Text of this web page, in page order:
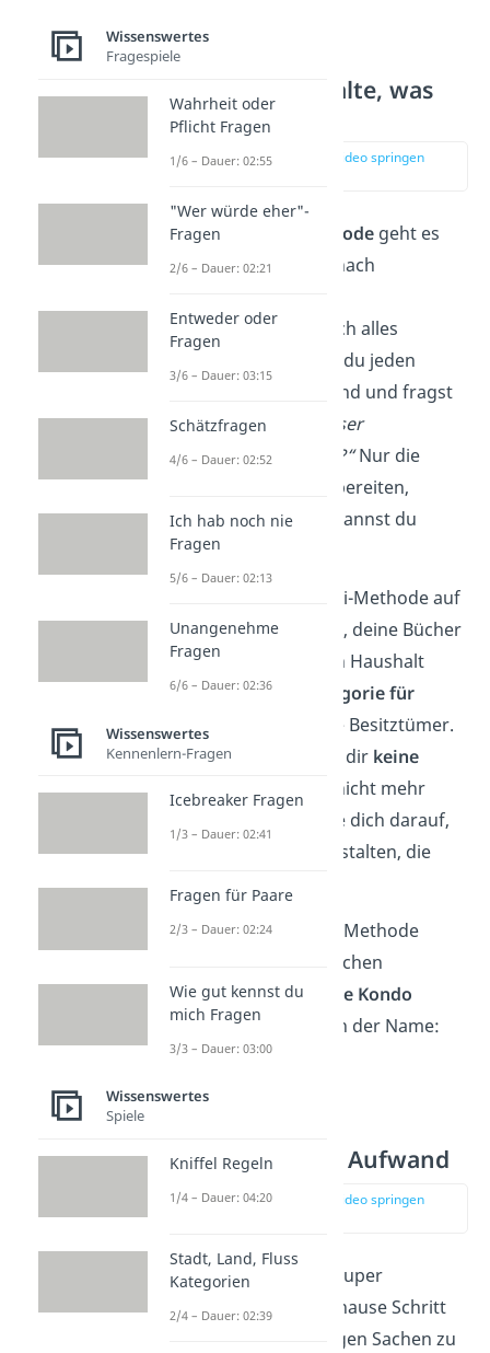
KonMari — Behalte, was
Freude macht
zur Stelle im Video springen
Bei der KonMari-Methode geht es
darum, seinen Besitz nach
beurteilen. Statt einfach alles
auszusortieren, hältst du jeden
Gegenstand in der Hand und fragst
dich:„Macht mich dieser
Gegenstand glücklich?“Nur die
Dinge, die dir Freude bereiten,
bleiben. Alles andere kannst du
loslassen.
Du kannst die KonMari-Methode auf
deinen Kleiderschrank, deine Bücher
oder deinen gesamten Haushalt
anwenden. Gehe
Kategorie für
Kategorie
durch deine Besitztümer.
Sortiere alles aus, was dir keine
Freude
bereitet oder nicht mehr
nützlich ist. Fokussiere dich darauf,
eine Umgebung zu gestalten, die
glücklich
Schon gewusst:
Diese Methode
wurde von der japanischen
Aufräumexpertin Marie Kondo
entwickelt. Daher auch der Name:
KonMari.
Ausmisten ohne Aufwand
zur Stelle im Video springen
DieKorbmethode
ist super
praktisch, um dein Zuhause Schritt
für Schritt von unnötigen Sachen zu
Wissenswertes
Fragespiele
Wahrheit oder
Pflicht Fragen
1/6 – Dauer: 02:55
"Wer würde eher"-
Fragen
2/6 – Dauer: 02:21
Entweder oder
Fragen
3/6 – Dauer: 03:15
Schätzfragen
4/6 – Dauer: 02:52
Ich hab noch nie
Fragen
5/6 – Dauer: 02:13
Unangenehme
Fragen
6/6 – Dauer: 02:36
Wissenswertes
Kennenlern-Fragen
Icebreaker Fragen
1/3 – Dauer: 02:41
Fragen für Paare
2/3 – Dauer: 02:24
Wie gut kennst du
mich Fragen
3/3 – Dauer: 03:00
Wissenswertes
Spiele
Kniffel Regeln
1/4 – Dauer: 04:20
Stadt, Land, Fluss
Kategorien
2/4 – Dauer: 02:39